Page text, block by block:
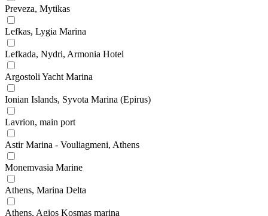
Preveza, Mytikas
Lefkas, Lygia Marina
Lefkada, Nydri, Armonia Hotel
Argostoli Yacht Marina
Ionian Islands, Syvota Marina (Epirus)
Lavrion, main port
Astir Marina - Vouliagmeni, Athens
Monemvasia Marine
Athens, Marina Delta
Athens, Agios Kosmas marina